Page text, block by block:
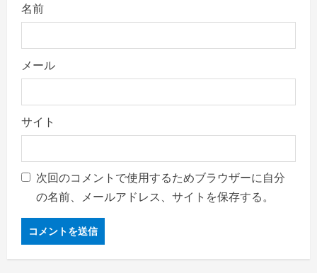
名前
メール
サイト
次回のコメントで使用するためブラウザーに自分
の名前、メールアドレス、サイトを保存する。